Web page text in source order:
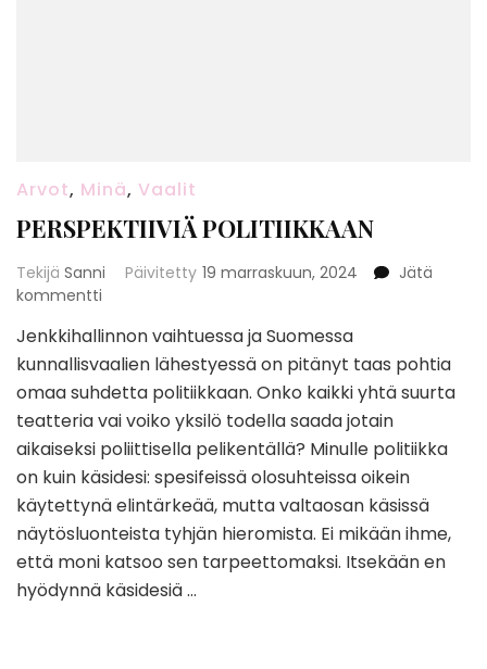
Arvot, Minä, Vaalit
PERSPEKTIIVIÄ POLITIIKKAAN
Tekijä Sanni Päivitetty 19 marraskuun, 2024
Jätä
kommentti
POLITIIKKAAN
Jenkkihallinnon vaihtuessa ja Suomessa
kunnallisvaalien lähestyessä on pitänyt taas pohtia
omaa suhdetta politiikkaan. Onko kaikki yhtä suurta
teatteria vai voiko yksilö todella saada jotain
aikaiseksi poliittisella pelikentällä? Minulle politiikka
on kuin käsidesi: spesifeissä olosuhteissa oikein
käytettynä elintärkeää, mutta valtaosan käsissä
näytösluonteista tyhjän hieromista. Ei mikään ihme,
että moni katsoo sen tarpeettomaksi. Itsekään en
hyödynnä käsidesiä …